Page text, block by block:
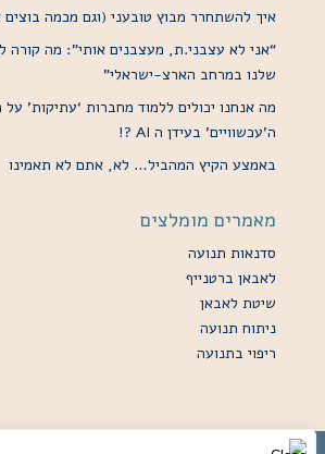
איך להשתחרר מבוץ טובעני (וגם מכמה בוצים
“אני לא עצבני.ת, מעצבנים אותי”: מה קורה
שלנו במרחב הארצ-ישראלי”
מה אנחנו יכולים ללמוד מחברות ‘עתיקות’ על
ה’עכשוויים’ בעידן ה AI ?!
באמצע הקיץ המהביל… לא, אתם לא תאמינו
מאמרים מומלצים
סדנאות תנועה
לאבאן ברטנייף
שיטת לאבאן
ניתוח תנועה
ריפוי בתנועה